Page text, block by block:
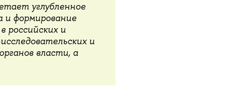
углубленное
и формирование
российских и
и
власти, а